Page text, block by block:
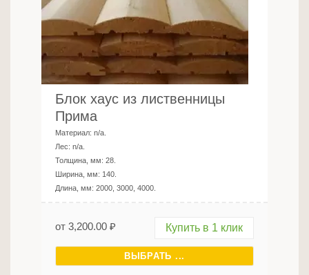
Блок хаус из лиственницы
Прима
Материал: n/a
Лес: n/a
Толщина, мм: 28
Ширина, мм: 140
Длина, мм: 2000, 3000, 4000
от 3,200.00 ₽ Купить в 1 клик
ВЫБРАТЬ ...